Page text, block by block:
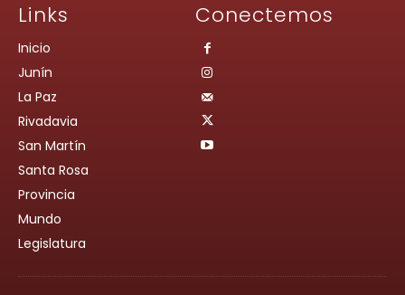
Links
Inicio
Junín
La Paz
Rivadavia
San Martín
Santa Rosa
Provincia
Mundo
Legislatura
Conectemos